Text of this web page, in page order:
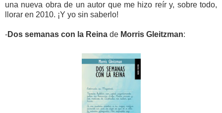
una nueva obra de un autor que me hizo reír y, sobre todo,
llorar en 2010. ¡Y yo sin saberlo!
-Dos semanas con la Reina de Morris Gleitzman: